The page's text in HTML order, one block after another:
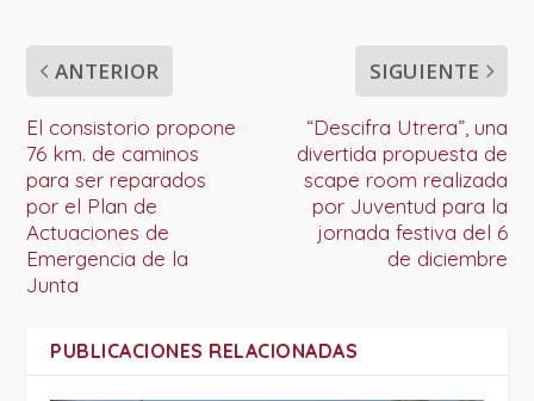
ANTERIOR
El consistorio propone
76 km. de caminos
para ser reparados
por el Plan de
Actuaciones de
Emergencia de la
Junta
SIGUIENTE
“Descifra Utrera”, una
divertida propuesta de
scape room realizada
por Juventud para la
jornada festiva del 6
de diciembre
PUBLICACIONES RELACIONADAS